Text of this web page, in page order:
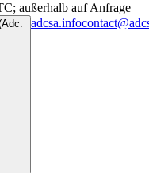
; außerhalb auf Anfrage
adcsa.info